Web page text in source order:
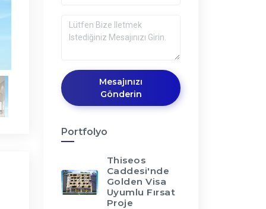
Mesajınızı
Gönderin
Portfolyo
Thiseos
Caddesi'nde
Golden Visa
Uyumlu Fırsat
Proje